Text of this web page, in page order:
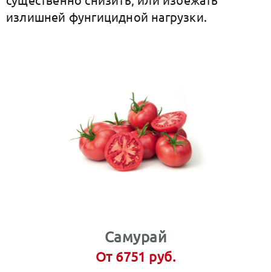
излишней фунгицидной нагрузки.
Самурай
От 6751 руб.